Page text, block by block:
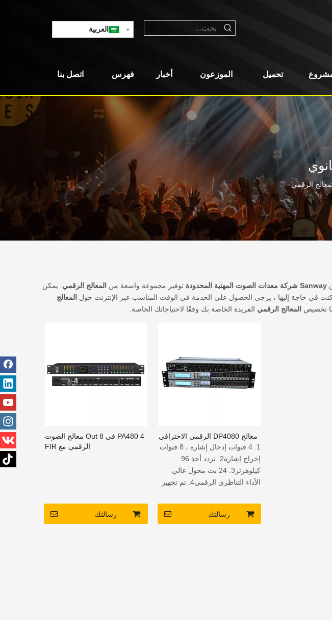
العربية
تحميل الموزعون أخبار فهرس اتصل بنا
الرقمي
Sanway شركة معدات الصوت المهنية المحدودة توفير مجموعة واسعة من المعالج الرقمي . يمكن
كنت في حاجة إليها ، يرجى الحصول على الخدمة في الوقت المناسب عبر الإنترنت حول المعالج
تخصيص المعالج الرقمي الفريدة الخاصة بك وفقًا لاحتياجاتك الخاصة.
PA480 4 في 8 Out معالج الصوت
الرقمي مع FIR
رسالتك
معالج DP4080 الرقمي الاحترافي
1. 4 قنوات إدخال إشارة ، 8 قنوات
إخراج إشارة2. تردد أخذ 96
كيلوهرتز3. 24 بت محول عالي
الأداء التناظري الرقمي4. تم تجهيز
رسالتك